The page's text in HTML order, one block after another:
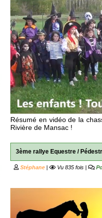
Résumé en vidéo de la
Rivière de Mansac !
3ème rallye Equestre /
Stéphane | Vu 835 fois |